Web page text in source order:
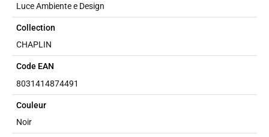
Luce Ambiente e Design
Collection
CHAPLIN
Code EAN
8031414874491
Couleur
Noir